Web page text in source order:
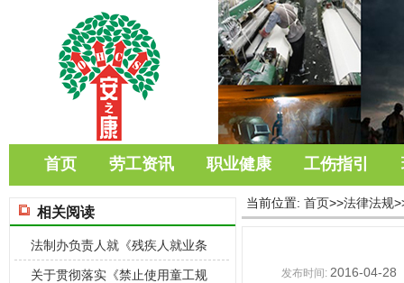
首页 劳工资讯 职业健康 工伤指引
当前位置: 首页>>法律法规
发布时间: 2016-04-28
相关阅读
法制办负责人就《残疾人就业条
例》有关问题
关于贯彻落实《禁止使用童工规